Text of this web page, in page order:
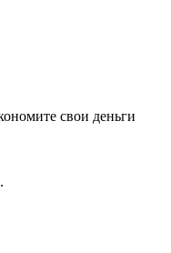
свои деньги